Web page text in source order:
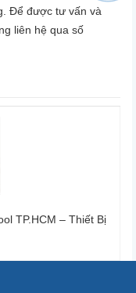
Để được tư vấn và
liên hệ qua số
TP.HCM – Thiết Bị